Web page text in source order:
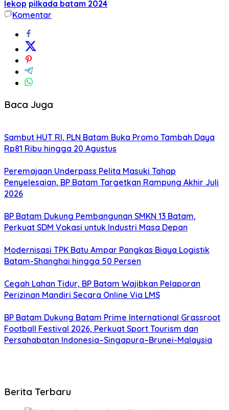
lekop pilkada batam 2024
Komentar
Baca Juga
Sambut HUT RI, PLN Batam Buka Promo Tambah Daya
Rp81 Ribu hingga 20 Agustus
Peremajaan Underpass Pelita Masuki Tahap
Penyelesaian, BP Batam Targetkan Rampung Akhir Juli
2026
BP Batam Dukung Pembangunan SMKN 13 Batam,
Perkuat SDM Vokasi untuk Industri Masa Depan
Modernisasi TPK Batu Ampar Pangkas Biaya Logistik
Batam-Shanghai hingga 50 Persen
Cegah Lahan Tidur, BP Batam Wajibkan Pelaporan
Perizinan Mandiri Secara Online Via LMS
BP Batam Dukung Batam Prime International Grassroot
Football Festival 2026, Perkuat Sport Tourism dan
Persahabatan Indonesia–Singapura–Brunei-Malaysia
Berita Terbaru